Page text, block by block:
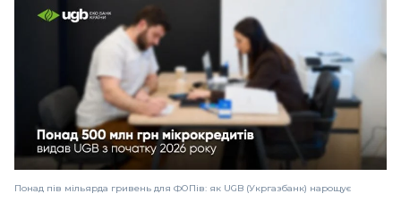
Понад пів мільярда гривень для ФОПів: як UGB (Укргазбанк) нарощує